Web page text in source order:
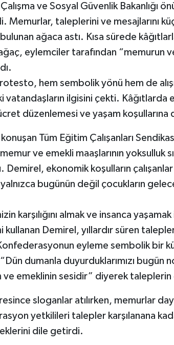
Çalışma ve Sosyal Güvenlik Bakanlığı
Memurlar, taleplerini ve mesajlarını
ağaca astı. Kısa sürede
eylemciler tarafından “memurun
hem sembolik yönü hem de
vatandaşların ilgisini çekti. Kâğıtlarda
ücret düzenlemesi ve yaşam
Tüm Eğitim Çalışanları
ve emekli maaşlarının yoksulluk
Demirel, ekonomik koşulların
bugünün değil çocukların
karşılığını almak ve insanca
kullanan Demirel, yıllardır süren
eyleme sembolik bir
dumanla duyurduklarımızı
ve emeklinin sesidir” diyerek taleplerin
sloganlar atılırken, memurlar
yetkilileri talepler karşılanana
dile getirdi.